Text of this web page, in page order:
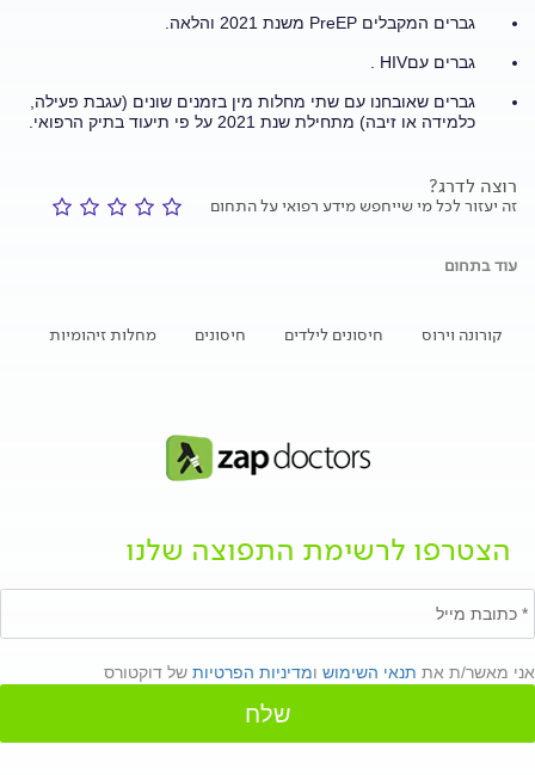
גברים המקבלים PreEP משנת 2021 והלאה.
גברים עםHIV .
גברים שאובחנו עם שתי מחלות מין בזמנים שונים (עגבת פעילה,
כלמידה או זיבה) מתחילת שנת 2021 על פי תיעוד בתיק הרפואי.
רוצה לדרג?
זה יעזור לכל מי שייחפש מידע רפואי על התחום
עוד בתחום
קורונה וירוס חיסונים לילדים חיסונים מחלות זיהומיות
הצטרפו לרשימת התפוצה שלנו
אני מאשר/ת את תנאי השימוש ומדיניות הפרטיות של דוקטורס
שלח